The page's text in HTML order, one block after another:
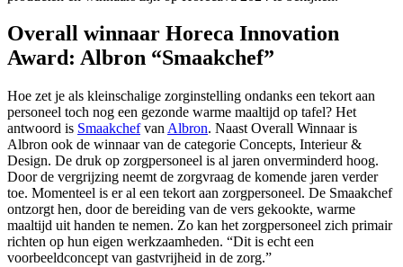
Overall winnaar Horeca Innovation
Award: Albron “Smaakchef”
Hoe zet je als kleinschalige zorginstelling ondanks een tekort aan
personeel toch nog een gezonde warme maaltijd op tafel? Het
antwoord is Smaakchefvan Albron. Naast Overall Winnaar is
Albron ook de winnaar van de categorie Concepts, Interieur &
Design. De druk op zorgpersoneel is al jaren onverminderd hoog.
Door de vergrijzing neemt de zorgvraag de komende jaren verder
toe. Momenteel is er al een tekort aan zorgpersoneel. De Smaakchef
ontzorgt hen, door de bereiding van de vers gekookte, warme
maaltijd uit handen te nemen. Zo kan het zorgpersoneel zich primair
richten op hun eigen werkzaamheden. “Dit is echt een
voorbeeldconcept van gastvrijheid in de zorg.”